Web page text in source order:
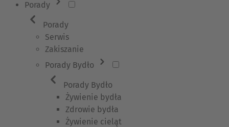
Porady
Porady
Serwis
Zakiszanie
Porady Bydło
Porady Bydło
Żywienie bydła
Zdrowie bydła
Żywienie cieląt